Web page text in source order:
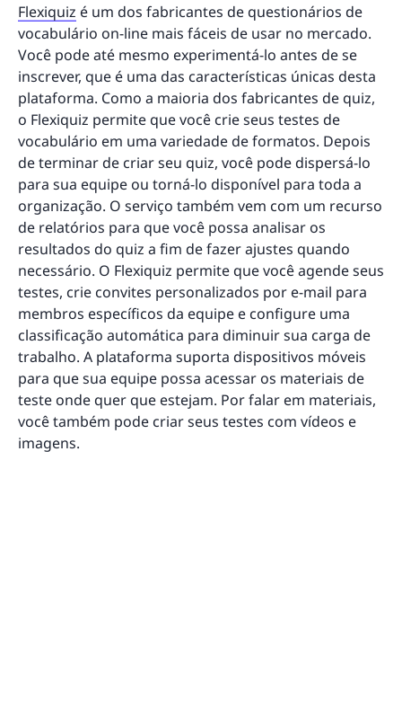
Flexiquiz é um dos fabricantes de questionários de
vocabulário on-line mais fáceis de usar no mercado.
Você pode até mesmo experimentá-lo antes de se
inscrever, que é uma das características únicas desta
plataforma. Como a maioria dos fabricantes de quiz,
o Flexiquiz permite que você crie seus testes de
vocabulário em uma variedade de formatos. Depois
de terminar de criar seu quiz, você pode dispersá-lo
para sua equipe ou torná-lo disponível para toda a
organização. O serviço também vem com um recurso
de relatórios para que você possa analisar os
resultados do quiz a fim de fazer ajustes quando
necessário. O Flexiquiz permite que você agende seus
testes, crie convites personalizados por e-mail para
membros específicos da equipe e configure uma
classificação automática para diminuir sua carga de
trabalho. A plataforma suporta dispositivos móveis
para que sua equipe possa acessar os materiais de
teste onde quer que estejam. Por falar em materiais,
você também pode criar seus testes com vídeos e
imagens.